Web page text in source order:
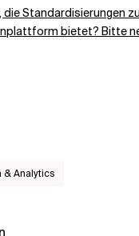
die Standardisierungen
bietet? Bitte
& Analytics